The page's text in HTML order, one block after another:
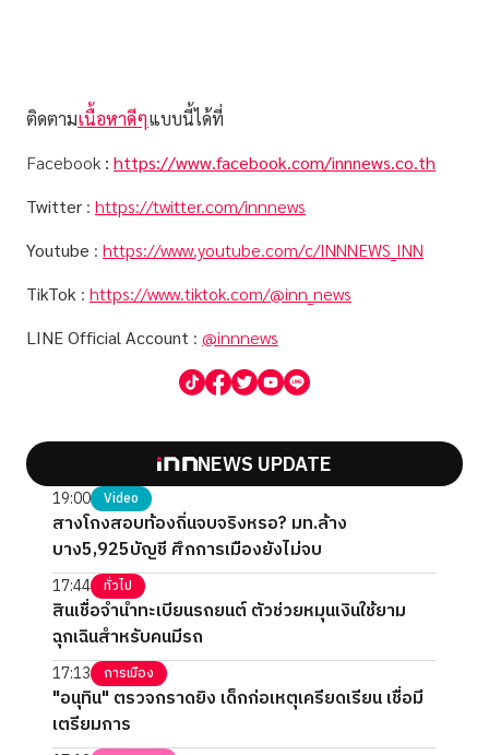
ติดตามเนื้อหาดีๆแบบนี้ได้ที่
Facebook : https://www.facebook.com/innnews.co.th
Twitter : https://twitter.com/innnews
Youtube : https://www.youtube.com/c/INNNEWS_INN
TikTok : https://www.tiktok.com/@inn_news
LINE Official Account : @innnews
NEWS UPDATE
19:00 Video
สางโกงสอบท้องถิ่นจบจริงหรอ? มท.ล้าง
บาง5,925บัญชี ศึกการเมืองยังไม่จบ
17:44 ทั่วไป
สินเชื่อจำนำทะเบียนรถยนต์ ตัวช่วยหมุนเงินใช้ยาม
ฉุกเฉินสำหรับคนมีรถ
17:13 การเมือง
"อนุทิน" ตรวจกราดยิง เด็กก่อเหตุเครียดเรียน เชื่อมี
เตรียมการ